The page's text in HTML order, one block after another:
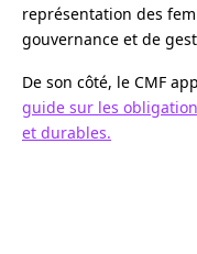
représentation des
gouvernance et de
De son côté, le CMF
guide sur les
et durables.